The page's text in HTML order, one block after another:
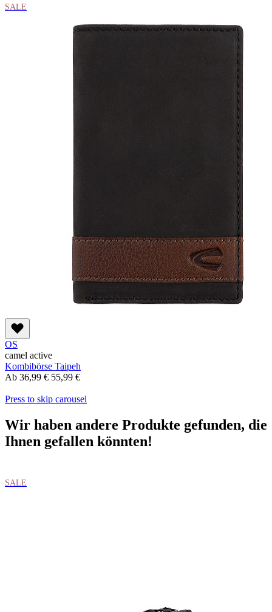
SALE
OS
camel active
Kombibörse Taipeh
Ab 36,99 € 55,99 €
Press to skip carousel
Wir haben andere Produkte gefunden, die
Ihnen gefallen könnten!
SALE